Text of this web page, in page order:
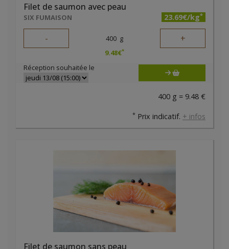
Filet de saumon avec peau
SIX FUMAISON 23.69€/kg*
- 400 g +
9.48€*
Réception souhaitée le
400 g = 9.48 €
* Prix indicatif. + infos
Filet de saumon sans peau